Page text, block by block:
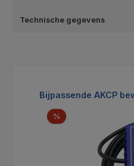
Technische gegevens
Productgalerij overslaan
Bijpassende AKCP
%Korting